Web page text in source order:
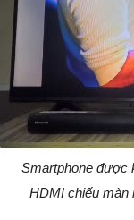
Smartphone được
HDMI chiếu màn